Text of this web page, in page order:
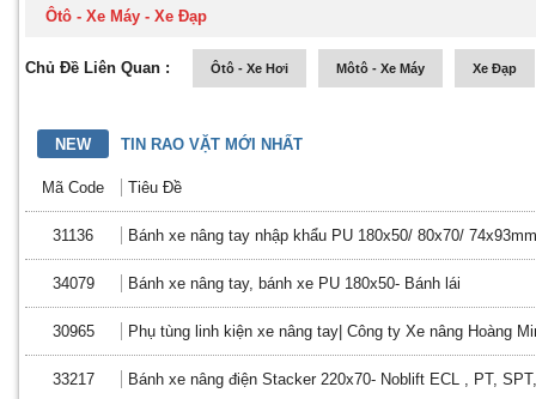
Ôtô - Xe Máy - Xe Đạp
Chủ Đề Liên Quan : Ôtô - Xe Hơi Môtô - Xe Máy Xe Đạp
NEW TIN RAO VẶT MỚI NHẤT
Mã Code Tiêu Đề
31136 Bánh xe nâng tay nhập khẩu PU 180x50/ 80x70/ 74x93mm
34079 Bánh xe nâng tay, bánh xe PU 180x50- Bánh lái
30965 Phụ tùng linh kiện xe nâng tay| Công ty Xe nâng Hoàng
33217 Bánh xe nâng điện Stacker 220x70- Noblift ECL , PT,